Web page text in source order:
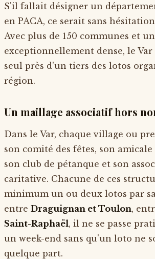
S'il fallait désigner un
en PACA, ce serait sans
Avec plus de 150 communes et
exceptionnellement dense, le
seul près d'un tiers des lotos
région.
Un maillage associatif hors
Dans le Var, chaque village ou
son comité des fêtes, son amicale
son club de pétanque et son
caritative. Chacune de ces
minimum un ou deux lotos par
entre Draguignan et Toulon,
Saint-Raphaël, il ne se passe
un week-end sans qu'un loto ne
quelque part.